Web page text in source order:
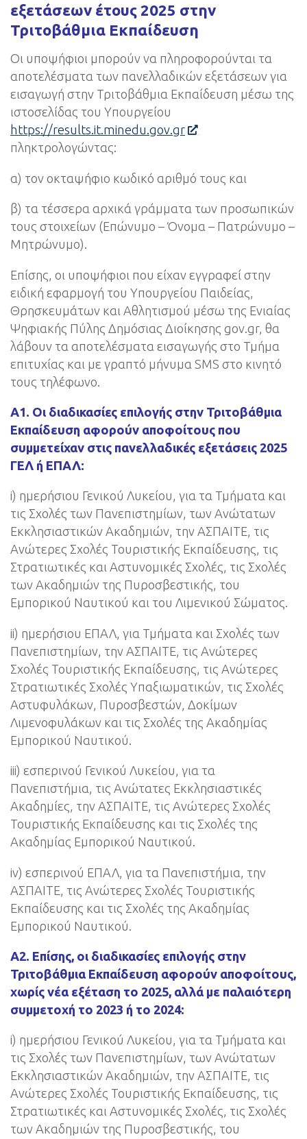
εξετάσεων έτους 2025 στην
Τριτοβάθμια Εκπαίδευση
Οι υποψήφιοι μπορούν να πληροφορούνται τα
αποτελέσματα των πανελλαδικών εξετάσεων για
εισαγωγή στην Τριτοβάθμια Εκπαίδευση μέσω της
ιστοσελίδας του Υπουργείου
https://results.it.minedu.gov.gr
πληκτρολογώντας:
α) τον οκταψήφιο κωδικό αριθμό τους και
β) τα τέσσερα αρχικά γράμματα των προσωπικών
τους στοιχείων (Επώνυμο – Όνομα – Πατρώνυμο –
Μητρώνυμο).
Επίσης, οι υποψήφιοι που είχαν εγγραφεί στην
ειδική εφαρμογή του Υπουργείου Παιδείας,
Θρησκευμάτων και Αθλητισμού μέσω της Ενιαίας
Ψηφιακής Πύλης Δημόσιας Διοίκησης gov.gr, θα
λάβουν τα αποτελέσματα εισαγωγής στο Τμήμα
επιτυχίας και με γραπτό μήνυμα SMS στο κινητό
τους τηλέφωνο.
Α1. Οι διαδικασίες επιλογής στην Τριτοβάθμια
Εκπαίδευση αφορούν αποφοίτους που
συμμετείχαν στις πανελλαδικές εξετάσεις 2025
ΓΕΛ ή ΕΠΑΛ:
i) ημερήσιου Γενικού Λυκείου, για τα Τμήματα και
τις Σχολές των Πανεπιστημίων, των Ανώτατων
Εκκλησιαστικών Ακαδημιών, την ΑΣΠΑΙΤΕ, τις
Ανώτερες Σχολές Τουριστικής Εκπαίδευσης, τις
Στρατιωτικές και Αστυνομικές Σχολές, τις Σχολές
των Ακαδημιών της Πυροσβεστικής, του
Εμπορικού Ναυτικού και του Λιμενικού Σώματος.
ii) ημερήσιου ΕΠΑΛ, για Τμήματα και Σχολές των
Πανεπιστημίων, την ΑΣΠΑΙΤΕ, τις Ανώτερες
Σχολές Τουριστικής Εκπαίδευσης, τις Ανώτερες
Στρατιωτικές Σχολές Υπαξιωματικών, τις Σχολές
Αστυφυλάκων, Πυροσβεστών, Δοκίμων
Λιμενοφυλάκων και τις Σχολές της Ακαδημίας
Εμπορικού Ναυτικού.
iii) εσπερινού Γενικού Λυκείου, για τα
Πανεπιστήμια, τις Ανώτατες Εκκλησιαστικές
Ακαδημίες, την ΑΣΠΑΙΤΕ, τις Ανώτερες Σχολές
Τουριστικής Εκπαίδευσης και τις Σχολές της
Ακαδημίας Εμπορικού Ναυτικού.
iv) εσπερινού ΕΠΑΛ, για τα Πανεπιστήμια, την
ΑΣΠΑΙΤΕ, τις Ανώτερες Σχολές Τουριστικής
Εκπαίδευσης και τις Σχολές της Ακαδημίας
Εμπορικού Ναυτικού.
Α2. Επίσης, οι διαδικασίες επιλογής στην
Τριτοβάθμια Εκπαίδευση αφορούν αποφοίτους,
χωρίς νέα εξέταση το 2025, αλλά με παλαιότερη
συμμετοχή το 2023 ή το 2024:
i) ημερήσιου Γενικού Λυκείου, για τα Τμήματα και
τις Σχολές των Πανεπιστημίων, των Ανώτατων
Εκκλησιαστικών Ακαδημιών, την ΑΣΠΑΙΤΕ, τις
Ανώτερες Σχολές Τουριστικής Εκπαίδευσης, τις
Στρατιωτικές και Αστυνομικές Σχολές, τις Σχολές
των Ακαδημιών της Πυροσβεστικής, του